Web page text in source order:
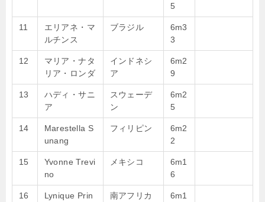
5
11
エリアネ・マ
ルチンス
ブラジル
6m3
3
12
マリア・ナタ
リア・ロンダ
インドネシ
ア
6m2
9
13
ハディ・サニ
ア
スウェーデ
ン
6m2
5
14
Marestella S
unang
フィリピン
6m2
2
15
Yvonne Trevi
no
メキシコ
6m1
6
16
Lynique Prin
南アフリカ
6m1